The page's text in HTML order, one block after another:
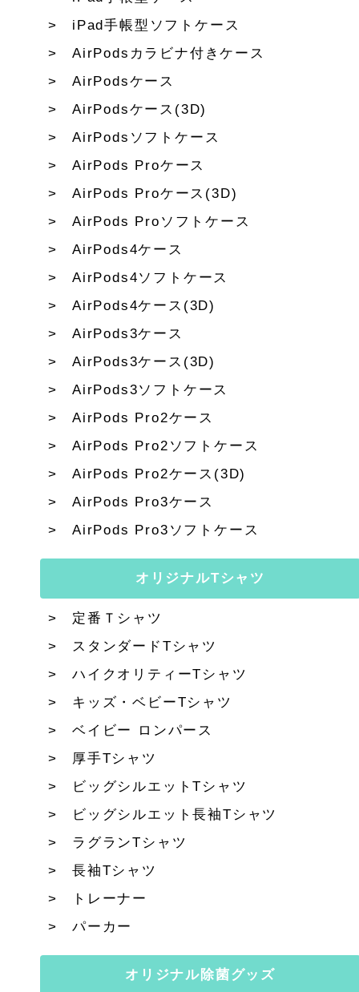
iPad手帳型ソフトケース
AirPodsカラビナ付きケース
AirPodsケース
AirPodsケース(3D)
AirPodsソフトケース
AirPods Proケース
AirPods Proケース(3D)
AirPods Proソフトケース
AirPods4ケース
AirPods4ソフトケース
AirPods4ケース(3D)
AirPods3ケース
AirPods3ケース(3D)
AirPods3ソフトケース
AirPods Pro2ケース
AirPods Pro2ソフトケース
AirPods Pro2ケース(3D)
AirPods Pro3ケース
AirPods Pro3ソフトケース
オリジナルTシャツ
定番Ｔシャツ
スタンダードTシャツ
ハイクオリティーTシャツ
キッズ・ベビーTシャツ
ベイビー ロンパース
厚手Tシャツ
ビッグシルエットTシャツ
ビッグシルエット長袖Tシャツ
ラグランTシャツ
長袖Tシャツ
トレーナー
パーカー
オリジナル除菌グッズ